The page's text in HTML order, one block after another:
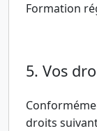
Formation
5. Vos
droits